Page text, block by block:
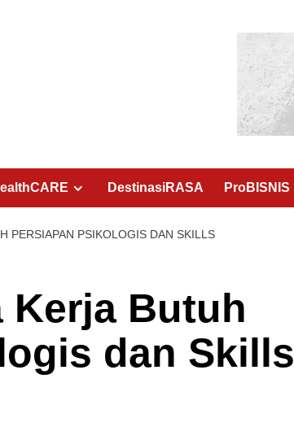
DestinasiRASA ProBISNIS
PERSIAPAN PSIKOLOGIS DAN SKILLS
Kerja Butuh
dan Skills